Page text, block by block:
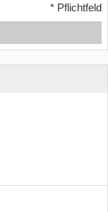
* Pflichtfeld